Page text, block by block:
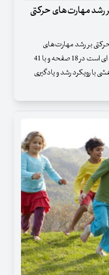
رشد مهارت‌های حرکتی
بر رشد مهارت‌های
حرکتی دختران کم‌توان ذهنی تربیت‌پذیر" مقاله ای است در 18 صفحه و با 41
با رویکرد رشد و یادگیری